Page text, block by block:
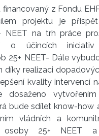
z Fondu
projektu je
NEET na trh práce
o účincích
25+ NEET- Dále
díky realizaci
kvality intervencí
vytvořením
bude sdílet know-how
vládních a
osoby 25+ NEET a